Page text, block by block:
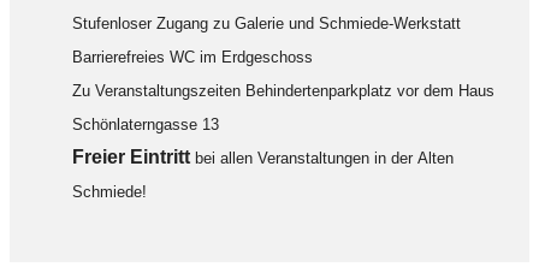
Stufenloser Zugang zu Galerie und Schmiede-Werkstatt
Barrierefreies WC im Erdgeschoss
Zu Veranstaltungszeiten Behindertenparkplatz vor dem Haus
Schönlaterngasse 13
Freier Eintritt bei allen Veranstaltungen in der Alten
Schmiede!